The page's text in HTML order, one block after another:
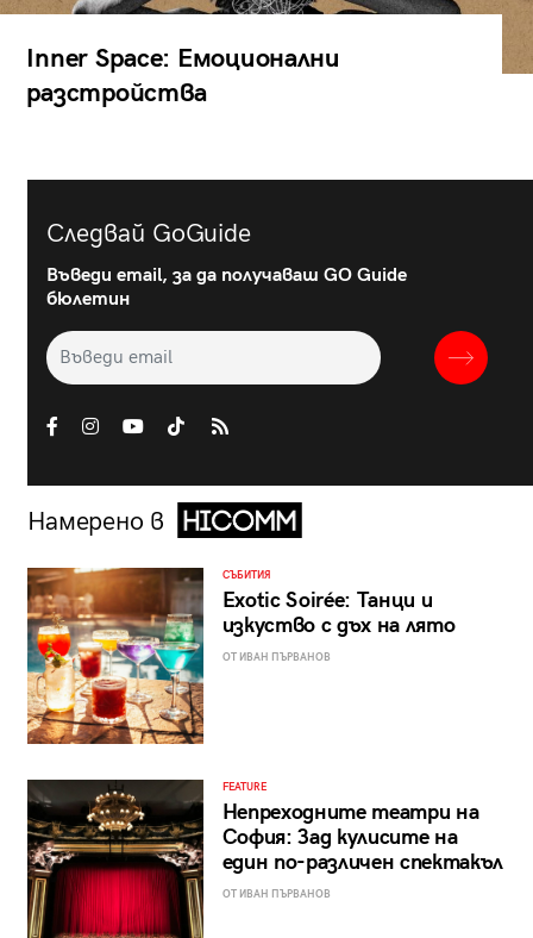
Inner Space: Емоционални
разстройства
Следвай GoGuide
Въведи email, за да получаваш GO Guide
бюлетин
Намерено в
СЪБИТИЯ
Exotic Soirée: Танци и
изкуство с дъх на лято
ОТ ИВАН ПЪРВАНОВ
FEATURE
Непреходните театри на
София: Зад кулисите на
един по-различен спектакъл
ОТ ИВАН ПЪРВАНОВ